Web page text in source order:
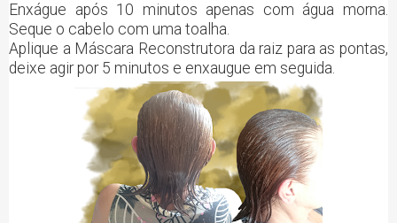
Enxágue após 10 minutos apenas com água morna.
Seque o cabelo com uma toalha.
Aplique a Máscara Reconstrutora da raiz para as pontas,
deixe agir por 5 minutos e enxaugue em seguida.